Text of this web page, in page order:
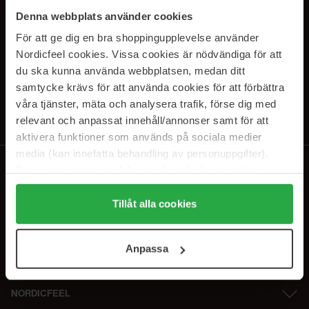
Denna webbplats använder cookies
För att ge dig en bra shoppingupplevelse använder
Nordicfeel cookies. Vissa cookies är nödvändiga för att
du ska kunna använda webbplatsen, medan ditt
samtycke krävs för att använda cookies för att förbättra
våra tjänster, mäta och analysera trafik, förse dig med
relevant och anpassat innehåll/annonser samt för att
aktivera funktioner som används på sociala medier
media (kan innefatta behandling av personuppgifter).
Genom att trycka på "Tillåt alla cookies" accepterar du
alla cookies, medan du under "Detaljer" kan anpassa
användningen av cookies. Du kan när som helst återkalla
samt vår Integritetspolicy.
Tillåt alla cookies
Anpassa
SUBSCRIBE TO OUR
NEWSLETTER
Ved å abonnere godtar du vårpersonvernerklæring. Du kan melde deg
av når som helst.
NORDICFEEL